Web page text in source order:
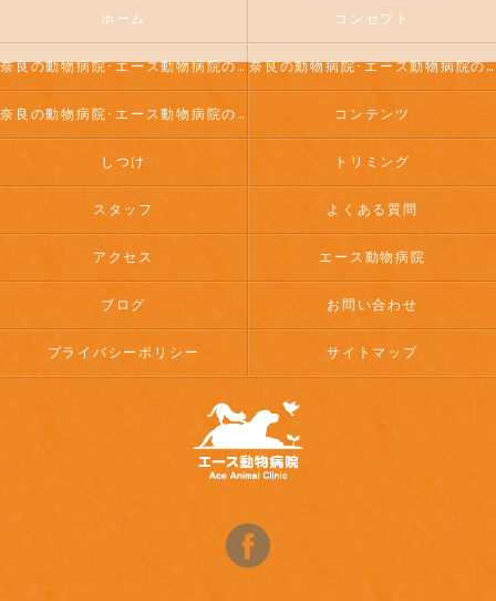
ホーム コンセプト
奈良の動物病院･エース動物病院の口コミ情報 奈良の動物病院･エース動物病院の評判
奈良の動物病院･エース動物病院のお客様の声 コンテンツ
しつけ トリミング
スタッフ よくある質問
アクセス エース動物病院
ブログ お問い合わせ
プライバシーポリシー サイトマップ